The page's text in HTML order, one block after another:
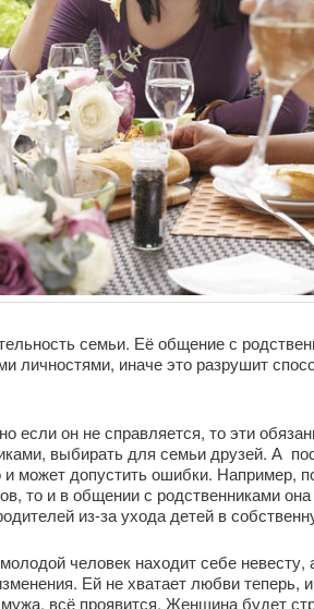
семьи. Её общение с
личностями, иначе это разрушит
он не справляется, то эти
выбирать для семьи друзей. А
может допустить ошибки. Например,
то и в общении с родственниками она
из-за ухода детей в
человек находит себе невесту,
Ей не хватает любви теперь,
всё проявится. Женщина будет